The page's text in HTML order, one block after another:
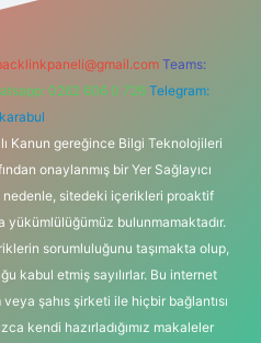
Teams:
0262 606 0 726 Telegram:
Kanun gereğince Bilgi Teknolojileri
onaylanmış bir Yer Sağlayıcı
sitedeki içerikleri proaktif
yükümlülüğümüz bulunmamaktadır.
sorumluluğunu taşımakta olup,
kabul etmiş sayılırlar. Bu internet
şahıs şirketi ile hiçbir bağlantısı
kendi hazırladığımız makaleler